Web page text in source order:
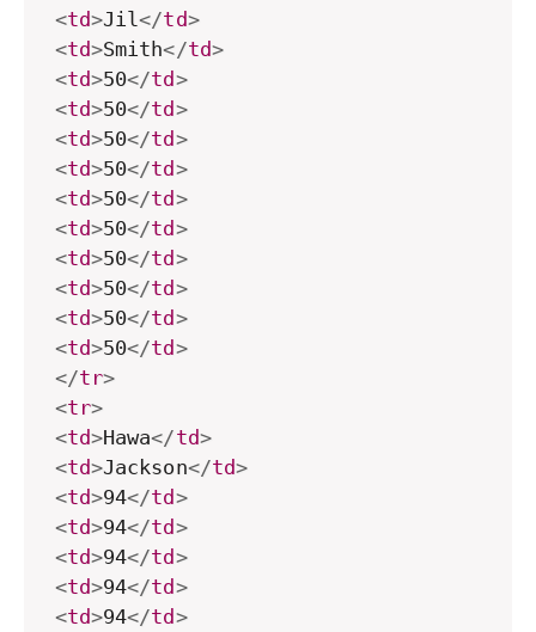
<td>Jil</td>
<td>Smith</td>
<td>50</td>
<td>50</td>
<td>50</td>
<td>50</td>
<td>50</td>
<td>50</td>
<td>50</td>
<td>50</td>
<td>50</td>
<td>50</td>
</tr>
<tr>
<td>Hawa</td>
<td>Jackson</td>
<td>94</td>
<td>94</td>
<td>94</td>
<td>94</td>
<td>94</td>